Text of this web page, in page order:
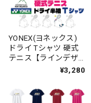
YONEX(ヨネックス)
ドライ Tシャツ 硬式
テニス【ラインデザ
イン】【シマエナ
【16500】【LINE-
27】【送料無料】
¥3,280